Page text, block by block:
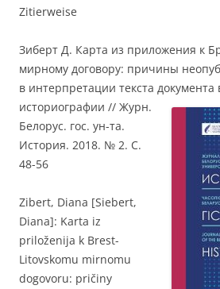
Zitierweise
Зиберт Д. Карта из приложения к
мирному договору: причины
в интерпретации текста документа
историографии // Журн.
Белорус. гос. ун-та.
История. 2018. № 2. C.
48-56
Zibert, Diana [Siebert,
Diana]: Karta iz
priloženija k Brest-
Litovskomu mirnomu
dogovoru: pričiny